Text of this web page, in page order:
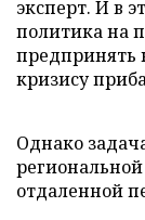
эксперт. И в
политика на
предпринять
кризису
Однако
отдаленной